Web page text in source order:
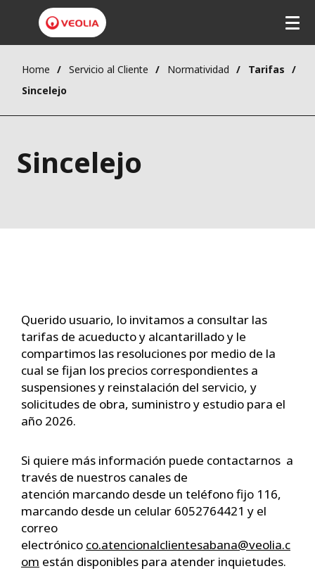
Home Servicio al Cliente Normatividad
Tarifas
Sincelejo
Sincelejo
Querido usuario, lo invitamos a consultar las
tarifas de acueducto y alcantarillado y le
compartimos las resoluciones por medio de la
cual se fijan los precios correspondientes a
suspensiones y reinstalación del servicio, y
solicitudes de obra, suministro y estudio para el
año 2026.
Si quiere más información puede contactarnos a
través de nuestros canales de
atención marcando desde un teléfono fijo 116,
marcando desde un celular 6052764421 y el
correo
electrónico co.atencionalclientesabana@veolia.c
om están disponibles para atender inquietudes.